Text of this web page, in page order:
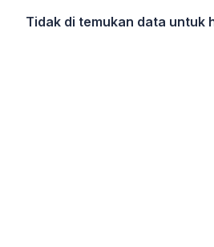
Tidak di temukan data untuk